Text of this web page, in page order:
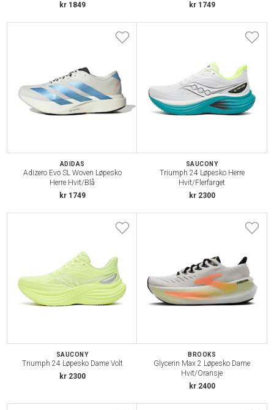
kr 1849
kr 1749
ADIDAS
Adizero Evo SL Woven Løpesko
Herre Hvit/Blå
kr 1749
SAUCONY
Triumph 24 Løpesko Herre
Hvit/Flerfarget
kr 2300
SAUCONY
Triumph 24 Løpesko Dame Volt
kr 2300
BROOKS
Glycerin Max 2 Løpesko Dame
Hvit/Oransje
kr 2400